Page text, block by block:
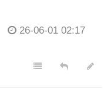
26-06-01 02:17